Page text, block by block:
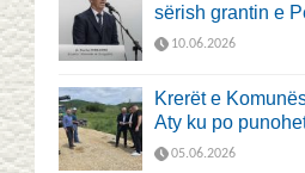
sërish grantin e
10.06.2026
Krerët e
Aty ku po
05.06.2026